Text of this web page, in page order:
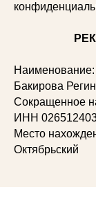
Бакирова
Сокращенное
ИНН
Место
Октябрьский